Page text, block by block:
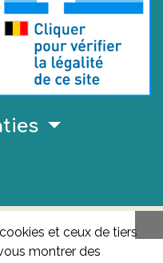
et ceux de tiers
montrer des